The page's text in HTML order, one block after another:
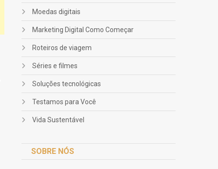
Moedas digitais
Marketing Digital Como Começar
Roteiros de viagem
Séries e filmes
Soluções tecnológicas
Testamos para Você
Vida Sustentável
SOBRE NÓS